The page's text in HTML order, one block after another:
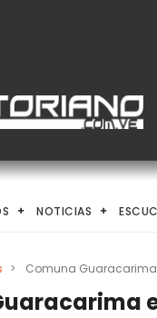
NOTICIAS
> Comuna